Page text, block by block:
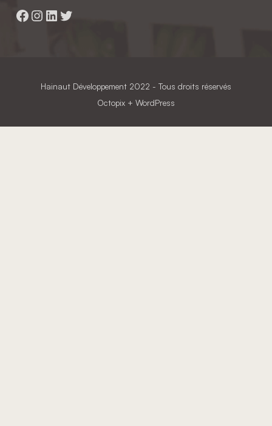
Facebook
Instagram
LinkedIn
Twitter
Hainaut Développement 2022 - Tous droits réservés
Octopix + WordPress